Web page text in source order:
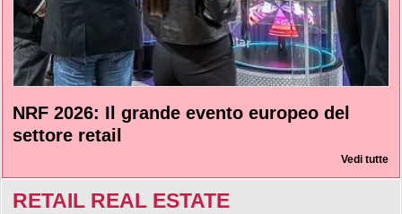
NRF 2026: Il grande evento europeo del
settore retail
Vedi tutte
RETAIL REAL ESTATE